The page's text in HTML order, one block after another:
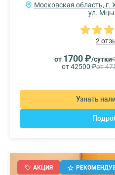
Московская область,
ул.
2
от 1700 ₽/сутки
от 42500 ₽от
Узнать
АКЦИЯ